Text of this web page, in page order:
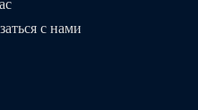
с нами